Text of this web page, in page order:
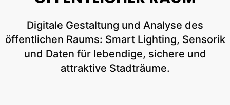
Digitale Gestaltung und Analyse des
öffentlichen Raums: Smart Lighting, Sensorik
und Daten für lebendige, sichere und
attraktive Stadträume.